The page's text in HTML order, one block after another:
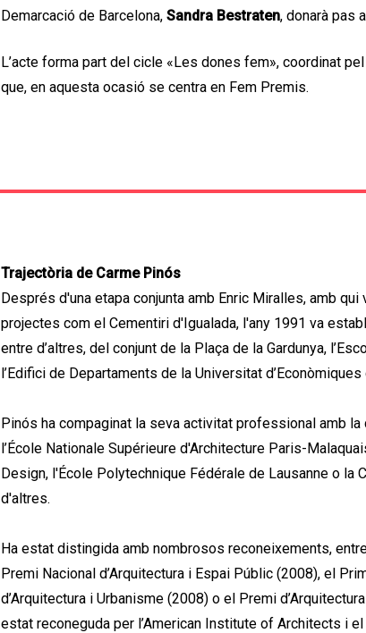
Demarcació de Barcelona, Sandra Bestraten, donarà pas
L’acte forma part del cicle «Les dones fem», coordinat
que, en aquesta ocasió se centra en Fem Premis.
Trajectòria de Carme Pinós
Després d'una etapa conjunta amb Enric Miralles, amb
projectes com el Cementiri d'Igualada, l'any 1991 va
entre d’altres, del conjunt de la Plaça de la Gardunya,
l’Edifici de Departaments de la Universitat d’Econòmiques
Pinós ha compaginat la seva activitat professional amb
l’École Nationale Supérieure d'Architecture Paris-
Design, l'École Polytechnique Fédérale de Lausanne o la
d'altres.
Ha estat distingida amb nombrosos reconeixements,
Premi Nacional d’Arquitectura i Espai Públic (2008), el
d’Arquitectura i Urbanisme (2008) o el Premi
estat reconeguda per l’American Institute of Architects i